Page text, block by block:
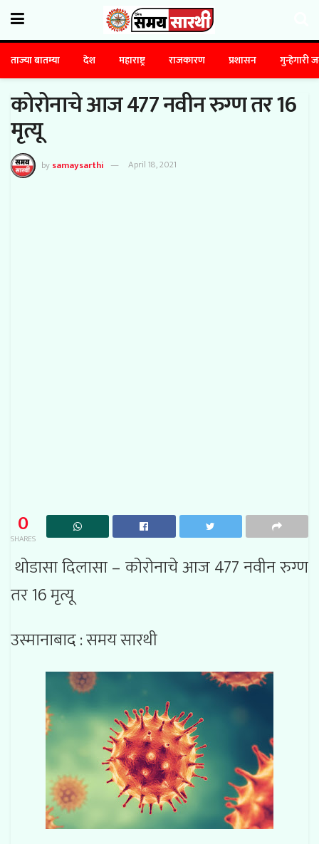
ताज्या बातम्या देश महाराष्ट्र राजकारण प्रशासन गुन्हेगारी
कोरोनाचे आज 477 नवीन रुग्ण तर 16
मृत्यू
bysamaysarthi April 18, 2021
0
SHARES
थोडासा दिलासा – कोरोनाचे आज 477 नवीन रुग्ण
तर 16 मृत्यू
उस्मानाबाद : समय सारथी